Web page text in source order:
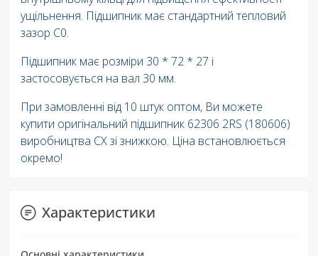
ущільнення. Підшипник має стандартний тепловий
зазор C0.
Підшипник має розміри 30 * 72 * 27 і
застосовується на вал 30 мм.
При замовленні від 10 штук оптом, Ви можете
купити оригінальний підшипник 62306 2RS (180606)
виробництва CX зі знижкою. Ціна встановлюється
окремо!
Характеристики